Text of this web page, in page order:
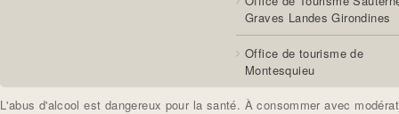
Graves Landes Girondines
Office de tourisme de
Montesquieu
L'abus d'alcool est dangereux pour la santé. À consommer avec